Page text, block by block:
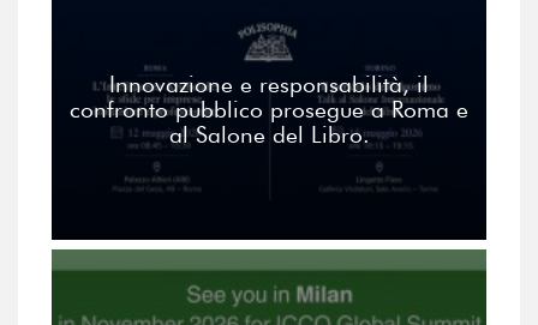
Innovazione e responsabilità, il
confronto pubblico prosegue a Roma e
al Salone del Libro.